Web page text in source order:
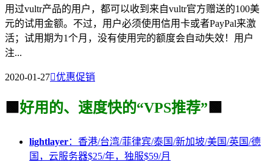
用过vultr产品的用户，都可以收到来自vultr官方赠送的100美
元的试用金额。不过，用户必须使用信用卡或者PayPal来激
活；试用期为1个月，没有使用完的额度会自动失效！用户
注...
2020-01-27优惠促销
🟩 好用的、速度快的“VPS推荐” 🟩
lightlayer：香港/台湾/菲律宾/泰国/新加坡/美国/英国/德
国，云服务器$25/年，独服$59/月